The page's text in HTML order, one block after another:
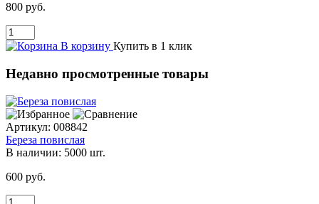
800 руб.
В корзину Купить в 1 клик
Недавно просмотренные товары
Артикул: 008842
Береза повислая
В наличии: 5000 шт.
600 руб.